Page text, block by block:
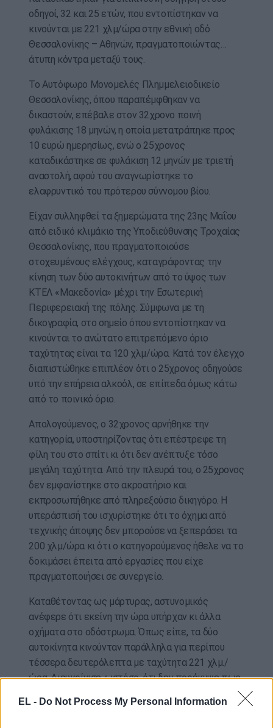
EL - Do Not Process My Personal Information
οδηγοί, 32 και 25 ετών, που εντοπίστηκαν να
κινούνται με 221 χλμ/ώρα στην εθνική οδό
Θεσσαλονίκης – Αθηνών, πραγματοποιώντας…
άτυπη κόντρα μεταξύ τους.
Το Αυτόφωρο Μονομελές Πλημμελειοδικείο
Θεσσαλονίκης, όπου παραπέμφθηκαν να
δικαστούν, επέβαλε στον 32χρονο ποινή
φυλάκισης 18 μηνών, η οποία μετατράπηκε προς
10 ευρώ ημερησίως, ενώ ο 25χρονος
καταδικάστηκε σε φυλάκιση 12 μηνών με τριετή
αναστολή, αφού του αναγνωρίστηκε το
ελαφρυντικό του πρότερου σύννομου βίου.
Είχαν συλληφθεί τα ξημερώματα της 23ης Μαΐου
από ειδικό κλιμάκιο της Υποδιεύθυνσης Τροχαίας
Θεσσαλονίκης, που πραγματοποιούσε
στοχευμένους ελέγχους, καταγράφοντας την
κίνηση των δύο αυτοκινήτων από το ύψος των
ΚΤΕΛ «Μακεδονία» μέχρι την Εσωτερική
Περιφερειακή της πόλης. Σύμφωνα με τη
δικογραφία, στο σημείο όπου εντοπίστηκαν να
κινούνται το ανώτατο επιτρεπόμενο όριο
ταχύτητας είναι τα 120 χλμ/ώρα. Κατά τον έλεγχο
διαπιστώθηκε επιπλέον ότι ο 25χρονος οδηγούσε
υπό την επήρεια αλκοόλ, σε επίπεδα όμως κάτω
από το ποινικό όριο.
Απολογούμενος, ο 32χρονος αρνήθηκε την
κατηγορία, υποστηρίζοντας ότι επέστρεφε τη
φίλη του στο σπίτι κι ότι δεν ανέπτυξε τόσο
μεγάλη ταχύτητα. Από την πλευρά του, ο 25χρονος
δεν εμφανίστηκε στο ακροατήριο και
εκπροσωπήθηκε από πληρεξούσιο δικηγόρο. Η
υπεράσπισή του ισχυρίστηκε ότι το όχημα από
τεχνικής άποψης δεν μπορούσε να ξεπεράσει τα
200 χλμ/ώρα κι ότι ο κατηγορούμενος ήθελε να το
δοκιμάσει έπειτα από εργασίες που είχε
πραγματοποιήσει σε συνεργείο.
Καταθέτοντας ως μάρτυρας, αστυνομικός
ανέφερε ότι εκείνη την ώρα υπήρχαν κι άλλα
οχήματα στο οδόστρωμα. Όπως είπε, τα δύο
αυτοκίνητα κινούνταν παράλληλα για περίπου
τέσσερα δευτερόλεπτα με ταχύτητα 221 χλμ./
ώρα. Διευκρίνισε, ωστόσο, ότι δεν προέκυψε πως
οι δύο οδηγοί είχαν συνεννοηθεί για τη διεξαγωγή
αυτοσχέδιου αγώνα, σημειώνοντας πως «υπήρχε